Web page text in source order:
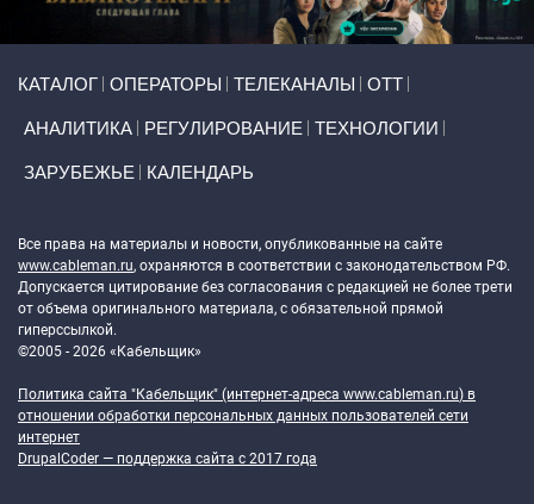
КАТАЛОГ ОПЕРАТОРЫ ТЕЛЕКАНАЛЫ ОТТ
АНАЛИТИКА РЕГУЛИРОВАНИЕ ТЕХНОЛОГИИ
ЗАРУБЕЖЬЕ КАЛЕНДАРЬ
Все права на материалы и новости, опубликованные на сайте
www.cableman.ru, охраняются в соответствии с законодательством РФ.
Допускается цитирование без согласования с редакцией не более трети
от объема оригинального материала, с обязательной прямой
гиперссылкой.
©2005 - 2026 «Кабельщик»
Политика сайта "Кабельщик" (интернет-адреса www.cableman.ru) в
отношении обработки персональных данных пользователей сети
интернет
DrupalCoder — поддержка сайта c 2017 года